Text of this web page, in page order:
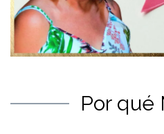
Por qué